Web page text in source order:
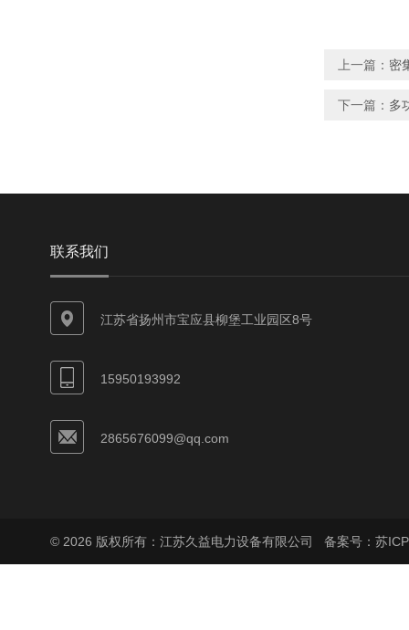
上一篇： 密
下一篇： 多
联系我们
江苏省扬州市宝应县柳堡工业园区8号
15950193992
2865676099@qq.com
© 2026 版权所有：江苏久益电力设备有限公司 备案号：苏